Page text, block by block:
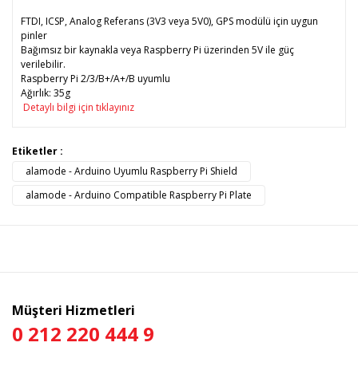
FTDI, ICSP, Analog Referans (3V3 veya 5V0), GPS modülü için uygun
pinler
Bağımsız bir kaynakla veya Raspberry Pi üzerinden 5V ile güç
verilebilir.
Raspberry Pi 2/3/B+/A+/B uyumlu
Ağırlık: 35g
Detaylı bilgi için tıklayınız
Bu ürüne ilk yorumu siz yapın!
Bu ürünün fiyat bilgisi, resim, ürün açıklamalarında ve diğer
konularda yetersiz gördüğünüz noktaları öneri formunu
kullanarak tarafımıza iletebilirsiniz.
Görüş ve önerileriniz için teşekkür ederiz.
Etiketler :
alamode - Arduino Uyumlu Raspberry Pi Shield
alamode - Arduino Compatible Raspberry Pi Plate
Müşteri Hizmetleri
0 212 220 444 9